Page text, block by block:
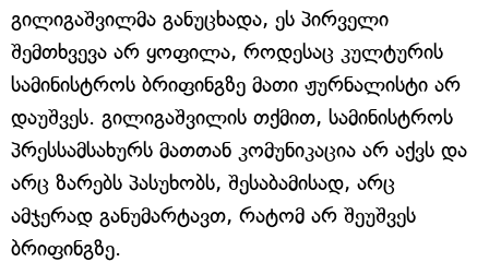
გილიგაშვილმა განუცხადა, ეს პირველი
შემთხვევა არ ყოფილა, როდესაც კულტურის
სამინისტროს ბრიფინგზე მათი ჟურნალისტი არ
დაუშვეს. გილიგაშვილის თქმით, სამინისტროს
პრესსამსახურს მათთან კომუნიკაცია არ აქვს და
არც ზარებს პასუხობს, შესაბამისად, არც
ამჯერად განუმარტავთ, რატომ არ შეუშვეს
ბრიფინგზე.